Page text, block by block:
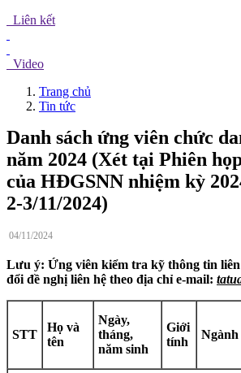
Liên kết
Video
Trang chủ
Tin tức
Danh sách ứng viên chức
năm 2024 (Xét tại Phiên
của HĐGSNN nhiệm kỳ
2-3/11/2024)
04/11/2024
Lưu ý: Ứng viên kiểm tra kỹ thông tin
đổi đề nghị liên hệ theo địa chỉ e-mail:
STT
Họ và
tên
Ngày,
tháng,
năm sinh
Giới
tính
Ngành